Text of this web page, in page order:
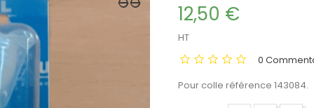
12,50 €
HT
0
Pour colle référence 143084.